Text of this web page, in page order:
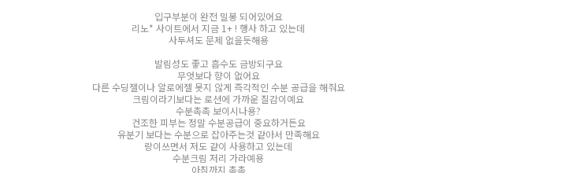
입구부분이 완전 밀봉 되어있어요
리노* 사이트에서 지금 1+ ! 행사 하고 있는데
사두셔도 문제 없을듯해용
발림성도 좋고 흡수도 금방되구요
무엇보다 향이 없어요
다른 수딩젤이나 알로에젤 못지 않게 즉각적인 수분 공급을 해줘요
크림이라기보다는 로션에 가까운 질감이예요
수분촉촉 보이시나용?
건조한 피부는 정말 수분공급이 중요하거든요
유분기 보다는 수분으로 잡아주는것 같아서 만족해요
랑이쓰면서 저도 같이 사용하고 있는데
수분크림 저리 가라예용
아침까지 촉촉